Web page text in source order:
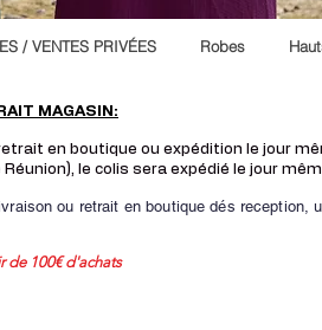
/ VENTES PRIVÉES Robes
MAGASIN:
en boutique ou expédition le jour
le colis sera expédié le jour
ou retrait en boutique dés reception,
de 100€ d'achats